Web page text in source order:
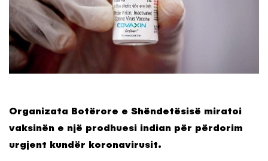
Organizata Botërore e Shëndetësisë miratoi
vaksinën e një prodhuesi indian për përdorim
urgjent kundër koronavirusit.